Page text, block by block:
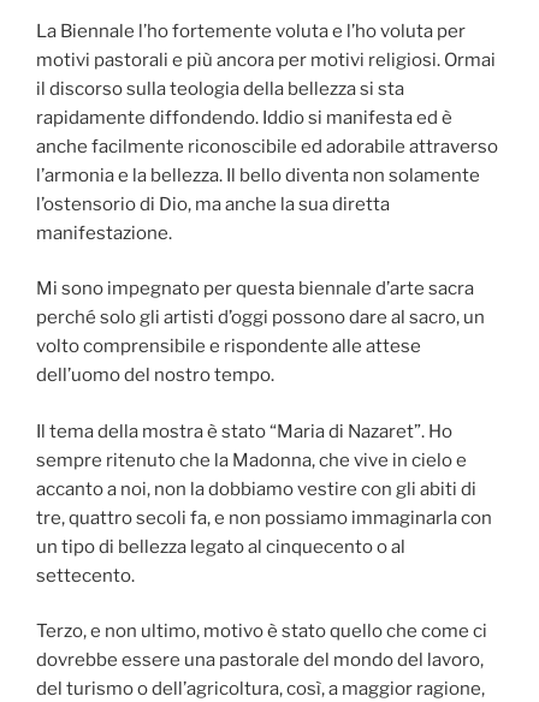
La Biennale l’ho fortemente voluta e l’ho voluta per
motivi pastorali e più ancora per motivi religiosi. Ormai
il discorso sulla teologia della bellezza si sta
rapidamente diffondendo. Iddio si manifesta ed è
anche facilmente riconoscibile ed adorabile attraverso
l’armonia e la bellezza. Il bello diventa non solamente
l’ostensorio di Dio, ma anche la sua diretta
manifestazione.
Mi sono impegnato per questa biennale d’arte sacra
perché solo gli artisti d’oggi possono dare al sacro, un
volto comprensibile e rispondente alle attese
dell’uomo del nostro tempo.
Il tema della mostra è stato “Maria di Nazaret”. Ho
sempre ritenuto che la Madonna, che vive in cielo e
accanto a noi, non la dobbiamo vestire con gli abiti di
tre, quattro secoli fa, e non possiamo immaginarla con
un tipo di bellezza legato al cinquecento o al
settecento.
Terzo, e non ultimo, motivo è stato quello che come ci
dovrebbe essere una pastorale del mondo del lavoro,
del turismo o dell’agricoltura, così, a maggior ragione,